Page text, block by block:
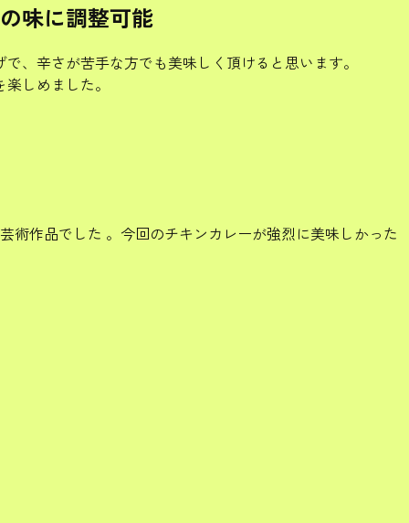
味に調整可能
、辛さが苦手な方でも美味しく頂けると思います。
しめました。
術作品でした 。今回のチキンカレーが強烈に美味しかった